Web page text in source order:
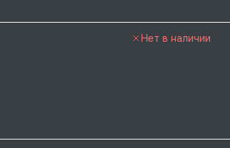
Нет в наличии